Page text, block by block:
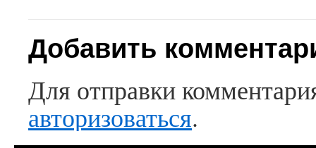
Добавить
Для отправки
авторизоваться.